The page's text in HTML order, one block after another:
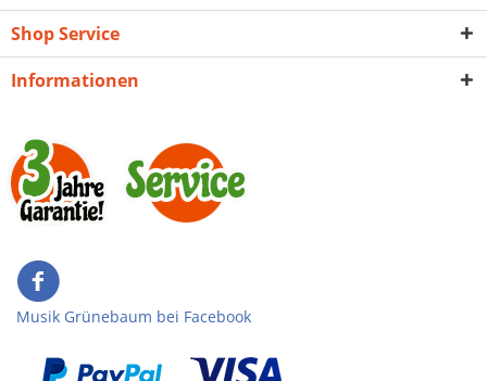
Shop Service
Informationen
Musik Grünebaum bei Facebook